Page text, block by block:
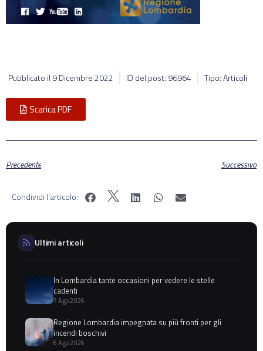
Pubblicato il 9 Dicembre 2022 ID del post: 96964 Tipo: Articoli
Scarica PDF
Precedente Successivo
Condividi l'articolo:
Ultimi articoli
In Lombardia tante occasioni per vedere le stelle
cadenti
7 Ago 2026
Regione Lombardia impegnata su più fronti per gli
incendi boschivi
6 Ago 2026